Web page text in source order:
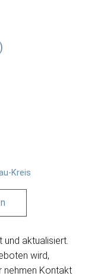
und aktualisiert.
wird,
nehmen Kontakt
Kreis